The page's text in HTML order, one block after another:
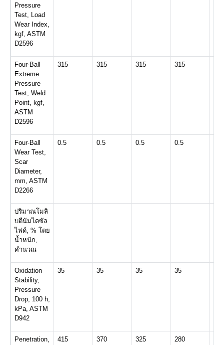
Pressure
Test, Load
Wear Index,
kgf, ASTM
D2596
Four-Ball
Extreme
Pressure
Test, Weld
Point, kgf,
ASTM
D2596
315 315 315 315
Four-Ball
Wear Test,
Scar
Diameter,
mm, ASTM
D2266
0.5 0.5 0.5 0.5
ปริมาณโมลิ
บดีนัมไดซัล
ไฟด์, % โดย
น้ำหนัก,
คำนวณ
Oxidation
Stability,
Pressure
Drop, 100 h,
kPa, ASTM
D942
35 35 35 35
Penetration,
415 370 325 280